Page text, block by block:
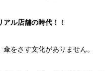
アル店舗の時代！！
傘をさす文化がありません。